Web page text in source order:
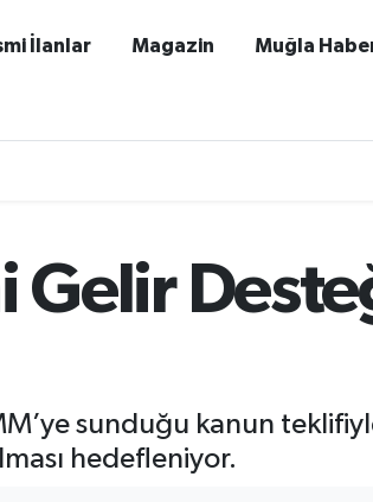
İlanlar Magazin Muğla
Gelir
sunduğu kanun
hedefleniyor.